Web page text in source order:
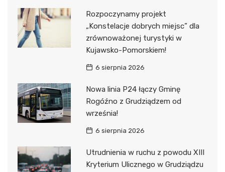
Rozpoczynamy projekt
„Konstelacje dobrych miejsc” dla
zrównoważonej turystyki w
Kujawsko-Pomorskiem!
6 sierpnia 2026
Nowa linia P24 łączy Gminę
Rogóźno z Grudziądzem od
września!
6 sierpnia 2026
Utrudnienia w ruchu z powodu XIII
Kryterium Ulicznego w Grudziądzu